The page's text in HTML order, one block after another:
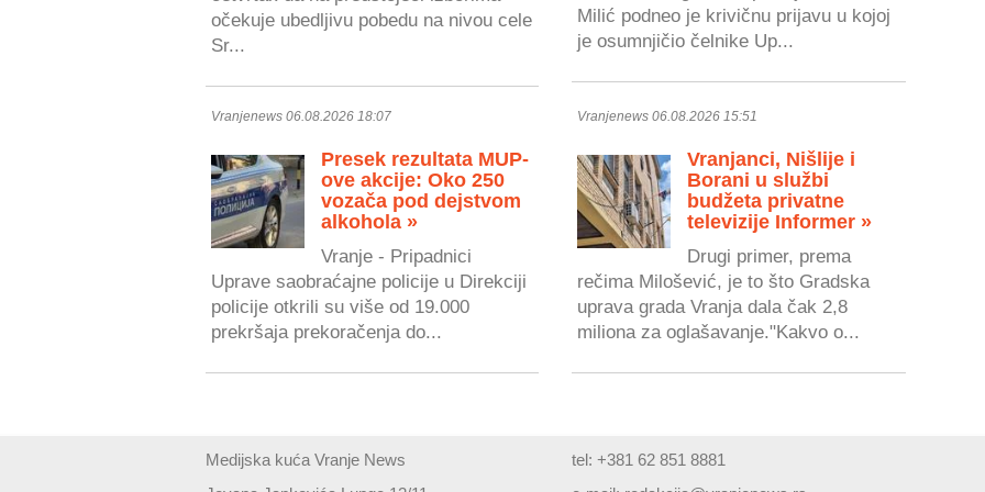
očekuje ubedljivu pobedu na nivou cele
Sr...
Milić podneo je krivičnu prijavu u kojoj
je osumnjičio čelnike Up...
Vranjenews 06.08.2026 18:07
Presek rezultata MUP-
ove akcije: Oko 250
vozača pod dejstvom
alkohola »
Vranje - Pripadnici
Uprave saobraćajne policije u Direkciji
policije otkrili su više od 19.000
prekršaja prekoračenja do...
Vranjenews 06.08.2026 15:51
Vranjanci, Nišlije i
Borani u službi
budžeta privatne
televizije Informer »
Drugi primer, prema
rečima Milošević, je to što Gradska
uprava grada Vranja dala čak 2,8
miliona za oglašavanje."Kakvo o...
Medijska kuća Vranje News
tel: +381 62 851 8881